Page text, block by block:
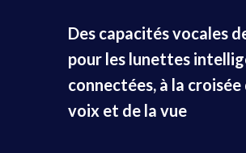
Des capacités vocales
pour les lunettes
connectées, à la croisée
voix et de la vue